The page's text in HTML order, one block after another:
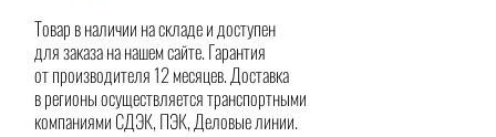
Товар в наличии на складе и доступен
для заказа на нашем сайте. Гарантия
от производителя 12 месяцев. Доставка
в регионы осуществляется транспортными
компаниями СДЭК, ПЭК, Деловые линии.